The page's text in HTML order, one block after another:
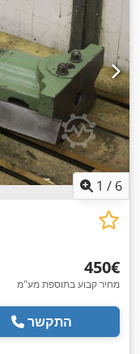
1 / 6
‏450 ‏€
מחיר קבוע בתוספת מע"מ
התקשר